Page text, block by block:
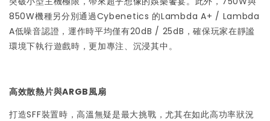
850W機種另分別通過Cybenetics 的Lambda A+ / Lambda
A低噪音認證，運作時平均僅有20dB / 25dB，確保玩家在靜謐
環境下執行遊戲時，更加專注、沉浸其中。
高效散熱片與ARGB風扇
打造SFF裝置時，高溫無疑是最大挑戰，尤其在如此高功率狀況